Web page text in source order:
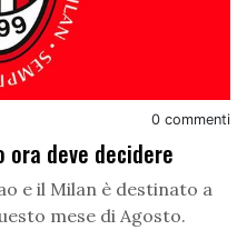
0 commenti
ora deve decidere
e il Milan è destinato a
mese di Agosto.